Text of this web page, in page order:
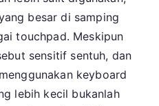
besar di samping
touchpad. Meskipun
sensitif sentuh, dan
keyboard
lebih kecil bukanlah